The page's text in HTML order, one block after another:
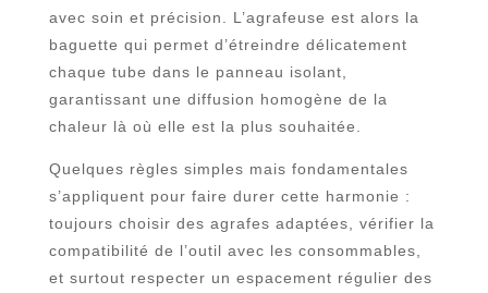
avec soin et précision. L’agrafeuse est alors la
baguette qui permet d’étreindre délicatement
chaque tube dans le panneau isolant,
garantissant une diffusion homogène de la
chaleur là où elle est la plus souhaitée.
Quelques règles simples mais fondamentales
s’appliquent pour faire durer cette harmonie :
toujours choisir des agrafes adaptées, vérifier la
compatibilité de l’outil avec les consommables,
et surtout respecter un espacement régulier des